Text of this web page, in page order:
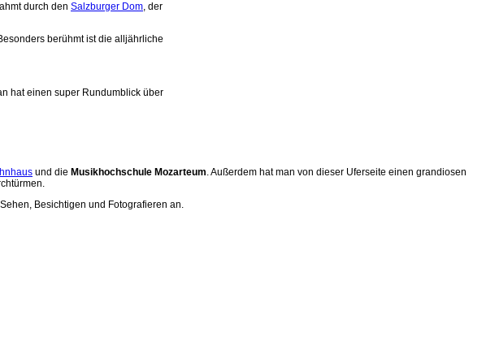
durch den Salzburger Dom, der
berühmt ist die alljährliche
hat einen super Rundumblick über
und die Musikhochschule Mozarteum. Außerdem hat man von dieser Uferseite einen grandiosen
Besichtigen und Fotografieren an.